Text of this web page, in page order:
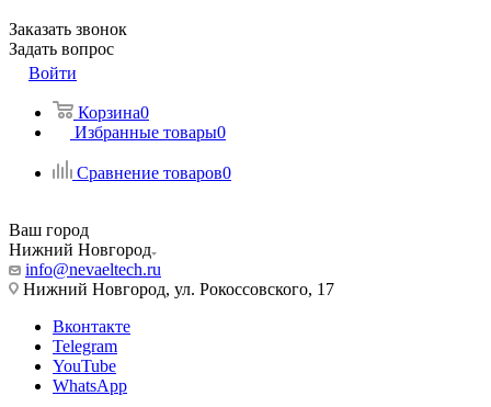
Заказать звонок
Задать вопрос
Войти
Корзина0
Избранные товары0
Сравнение товаров0
Ваш город
Нижний Новгород
info@nevaeltech.ru
Нижний Новгород, ул. Рокоссовского, 17
Вконтакте
Telegram
YouTube
WhatsApp